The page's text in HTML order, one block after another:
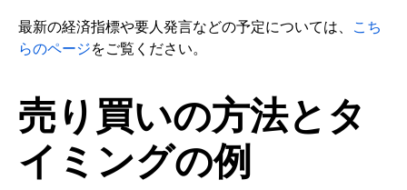
最新の経済指標や要人発言などの予定については、
こち
らのページをご覧ください。
売り買いの方法とタ
イミングの例